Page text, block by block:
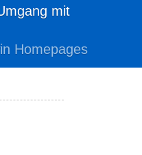
mit
Homepages